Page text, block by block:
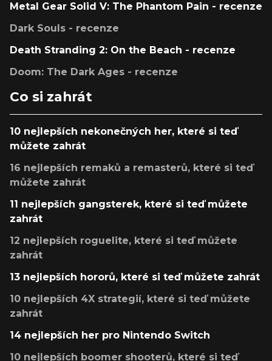
Metal Gear Solid V: The Phantom Pain - recenze
Dark Souls - recenze
Death Stranding 2: On the Beach - recenze
Doom: The Dark Ages - recenze
Co si zahrát
10 nejlepších nekonečných her, které si teď
můžete zahrát
16 nejlepších remaků a remasterů, které si teď
můžete zahrát
11 nejlepších gangsterek, které si teď můžete
zahrát
12 nejlepších roguelite, které si teď můžete
zahrát
13 nejlepších hororů, které si teď můžete zahrát
10 nejlepších 4X strategií, které si teď můžete
zahrát
14 nejlepších her pro Nintendo Switch
10 nejlepších boomer shooterů, které si teď